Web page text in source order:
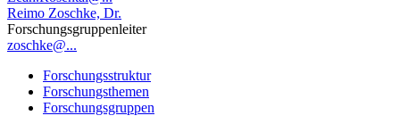
Reimo Zoschke, Dr.
Forschungsgruppenleiter
zoschke@...
Forschungsstruktur
Forschungsthemen
Forschungsgruppen